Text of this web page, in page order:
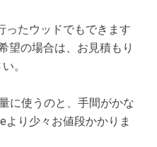
ったウッドでもできます
望の場合は、お見積もり
。
に使うのと、手間がかな
より少々お値段かかりま